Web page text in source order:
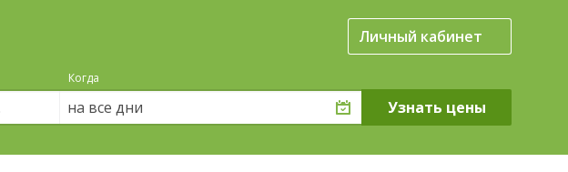
Личный кабинет
Когда
на все дни